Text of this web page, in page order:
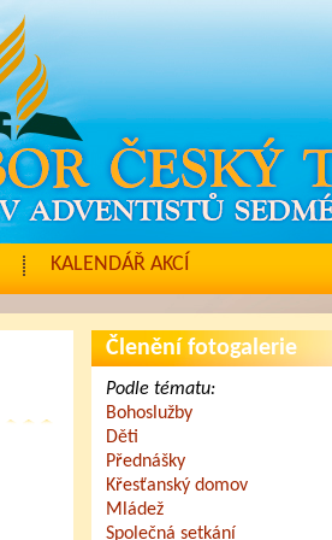
KALENDÁŘ AKCÍ
Členění fotogalerie
Podle tématu:
Bohoslužby
Děti
Přednášky
Křesťanský domov
Mládež
Společná setkání